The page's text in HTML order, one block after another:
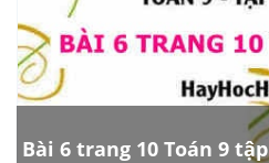
Bài 6 trang 10 Toán 9